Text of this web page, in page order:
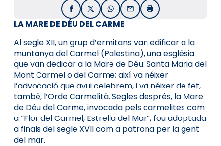
FacebookX / TwitterWhatsApp
EmailImprimir
LA MARE DE DÉU DEL CARME
Al segle XII, un grup d’ermitans van edificar a la
muntanya del Carmel (Palestina), una església
que van dedicar a la Mare de Déu: Santa Maria del
Mont Carmel o del Carme; així va néixer
l’advocació que avui celebrem, i va néixer de fet,
també, l’Orde Carmelità. Segles després, la Mare
de Déu del Carme, invocada pels carmelites com
a “Flor del Carmel, Estrella del Mar”, fou adoptada
a finals del segle XVII com a patrona per la gent
del mar.